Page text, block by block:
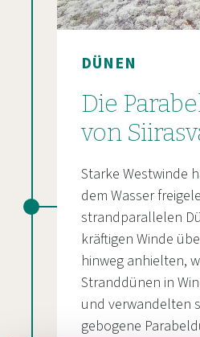
DÜNEN
Die
von
Starke Westwinde
dem Wasser
strandparallelen
kräftigen Winde
hinweg anhielten,
Stranddünen in
und verwandelten
gebogene